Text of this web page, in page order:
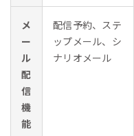
メ
ー
ル
配
信
機
能
配信予約、ステ
ップメール、シ
ナリオメール